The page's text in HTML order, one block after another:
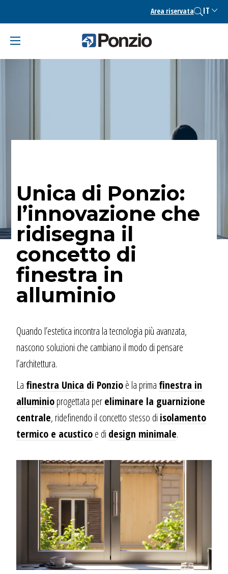
content
Area riservata IT
Unica di Ponzio:
l’innovazione che
ridisegna il
concetto di
finestra in
alluminio
Quando l’estetica incontra la tecnologia più avanzata,
nascono soluzioni che cambiano il modo di pensare
l’architettura.
La finestra Unica di Ponzioè la prima finestra in
alluminioprogettata pereliminare la guarnizione
centrale, ridefinendo il concetto stesso di isolamento
termico e acusticoe di design minimale.